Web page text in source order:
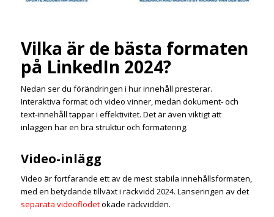
Vilka är de bästa formaten
på LinkedIn 2024?
Nedan ser du förändringen i hur innehåll presterar.
Interaktiva format och video vinner, medan dokument- och
text-innehåll tappar i effektivitet. Det är även viktigt att
inläggen har en bra struktur och formatering.
Video-inlägg
Video är fortfarande ett av de mest stabila innehållsformaten,
med en betydande tillväxt i räckvidd 2024. Lanseringen av det
separata videoflödetökade räckvidden.